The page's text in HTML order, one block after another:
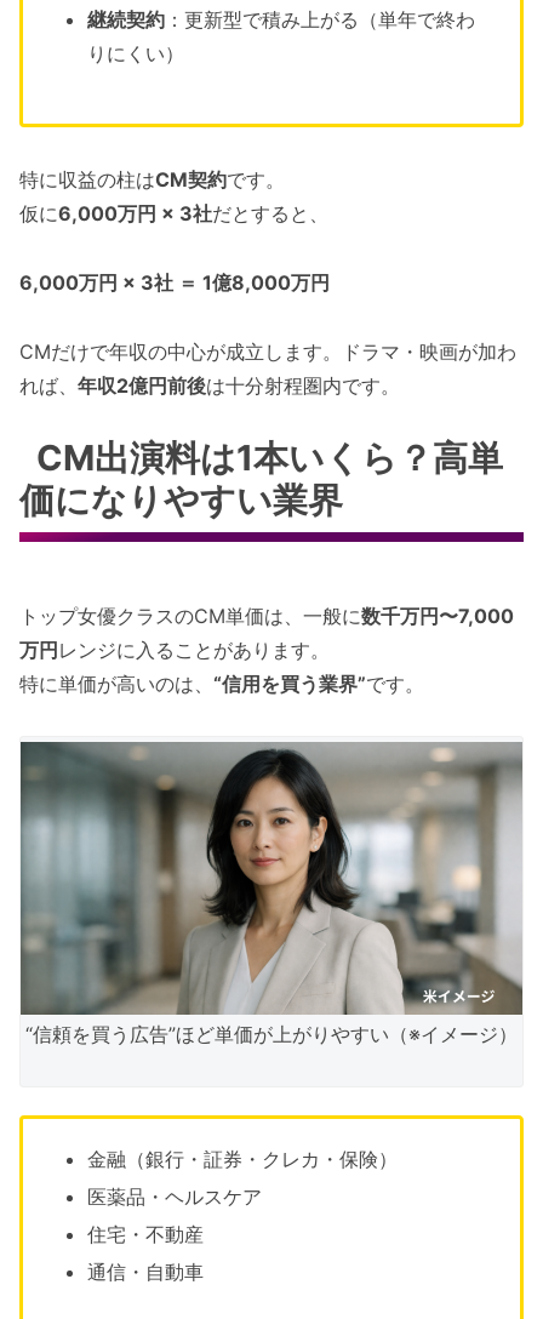
継続契約 ：更新型で積み上がる（単年で終わ
りにくい）
特に収益の柱はCM契約です。
仮に6,000万円 × 3社だとすると、
6,000万円 × 3社 ＝ 1億8,000万円
CMだけで年収の中心が成立します。ドラマ・映画が加わ
れば、 年収2億円前後は十分射程圏内です。
CM出演料は1本いくら？高単
価になりやすい業界
トップ女優クラスのCM単価は、一般に数千万円〜7,000
万円レンジに入ることがあります。
特に単価が高いのは、 “信用を買う業界”です。
“信頼を買う広告”ほど単価が上がりやすい（※イメージ）
金融（銀行・証券・クレカ・保険）
医薬品・ヘルスケア
住宅・不動産
通信・自動車